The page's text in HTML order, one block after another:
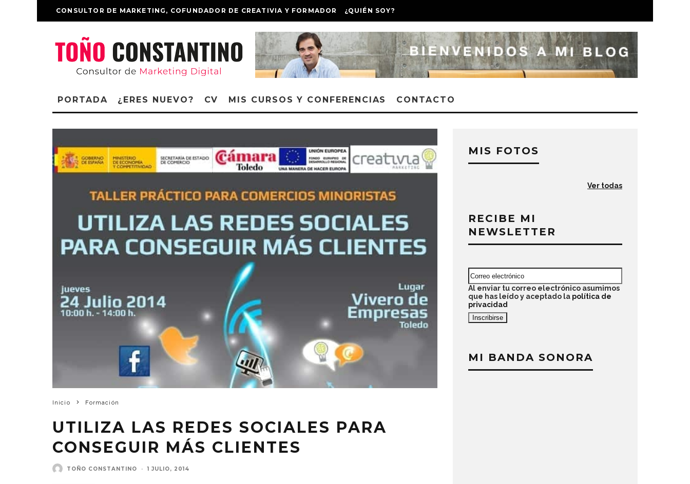
CONSULTOR DE MARKETING, COFUNDADOR DE CREATIVIA Y FORMADOR ¿QUIÉN SOY?
PORTADA ¿ERES NUEVO? CV MIS CURSOS Y CONFERENCIAS CONTACTO
Inicio Formación
UTILIZA LAS REDES SOCIALES PARA
CONSEGUIR MÁS CLIENTES
TOÑO CONSTANTINO · 1 JULIO, 2014
MIS FOTOS
Ver todas
RECIBE MI
NEWSLETTER
Al enviar tu correo electrónico asumimos
que has leído y aceptado la política de
privacidad
MI BANDA SONORA